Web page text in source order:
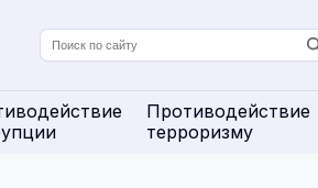
Противодействие
терроризму